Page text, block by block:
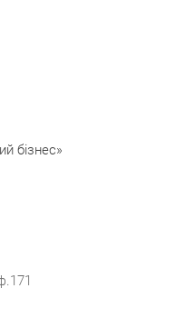
бізнес»